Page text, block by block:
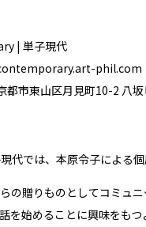
| 単子現代
phil.com
都市東山区月見町10-2 八
では、本原令子による
の贈りものとしてコミュ
を始めることに興味をも